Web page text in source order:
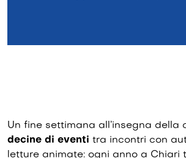
Un fine settimana all’insegna della
decine di eventi tra incontri con
letture animate: ogni anno a Chiari